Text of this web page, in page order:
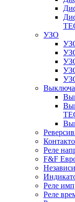
УЗО
Реле
F&F
Реле
Реле